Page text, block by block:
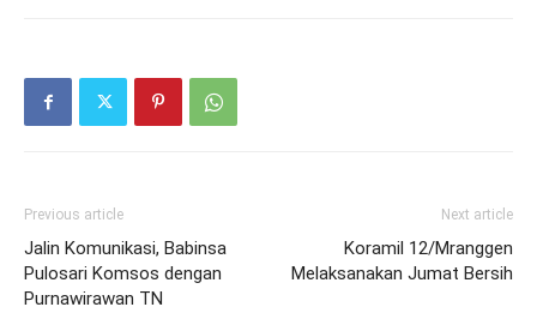
Previous article
Jalin Komunikasi, Babinsa
Pulosari Komsos dengan
Purnawirawan TN
Next article
Koramil 12/Mranggen
Melaksanakan Jumat Bersih